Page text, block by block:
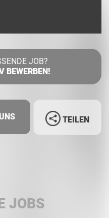
JOB?
BEWERBEN!
TEILEN
JOBS